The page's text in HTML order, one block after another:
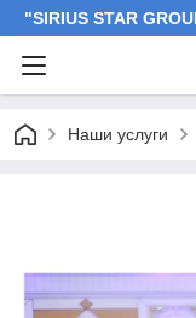
"SIRIUS STAR
Наши услуги